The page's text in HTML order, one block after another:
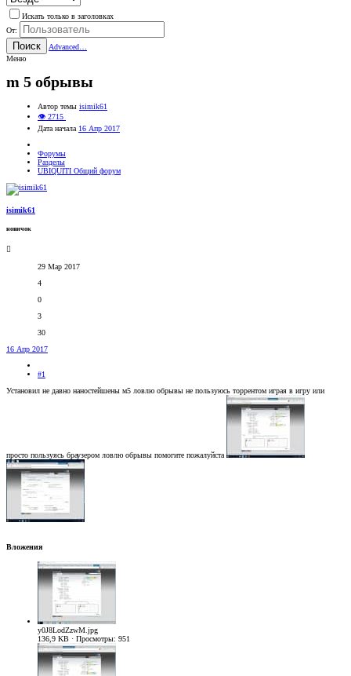
Искать только в заголовках
От:
Поиск
Advanced…
Меню
m 5 обрывы
Автор темы isimik61
👁 2715
Дата начала 16 Апр 2017
Форумы
Разделы
UBIQUITI Общий форум
isimik61
новичок
29 Мар 2017
4
0
3
30
16 Апр 2017
#1
Установил не давно наностейшены м5 ловлю обрывы не пользуюсь торрентом играя в игру или
просто пользуясь браузером ловлю обрывы помогите пожалуйста
Вложения
y0J8LodZzwM.jpg
136,9 KB · Просмотры: 951